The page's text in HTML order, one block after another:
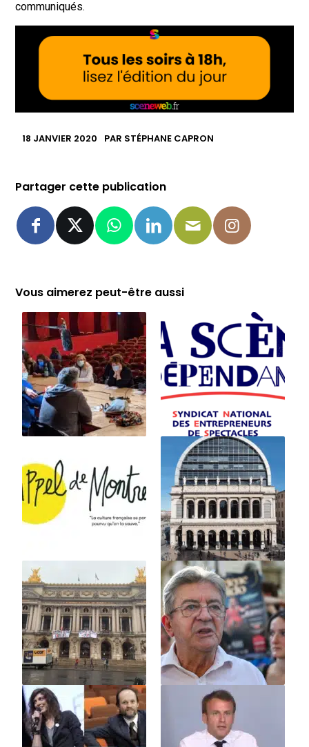
communiqués.
18 JANVIER 2020 PAR STÉPHANE CAPRON
Partager cette publication
Vous aimerez peut-être aussi